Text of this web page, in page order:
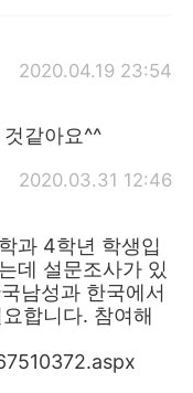
2020.04.19 23:54
같아요^^
2020.03.31 12:46
과 4학년 학생입
데 설문조사가 있
남성과 한국에서
합니다. 참여해